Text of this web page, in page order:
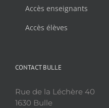
Accès enseignants
Accès élèves
CONTACT BULLE
Rue de la Léchère 40
1630 Bulle